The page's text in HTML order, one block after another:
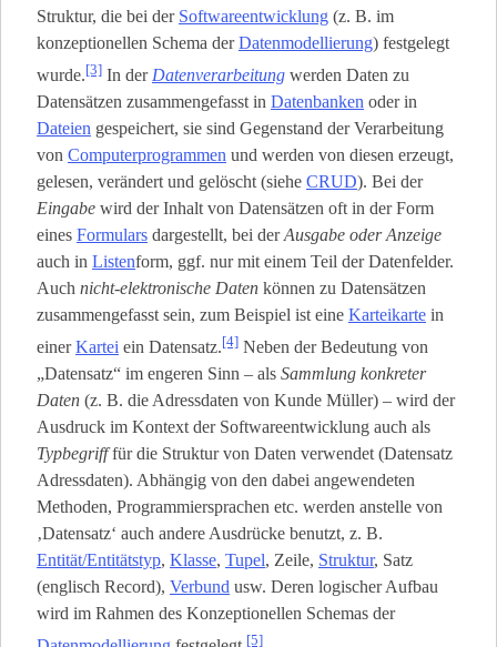
Struktur, die bei der Softwareentwicklung (z. B. im
konzeptionellen Schema derDatenmodellierung) festgelegt
wurde.[3] In der Datenverarbeitung werden Daten zu
Datensätzen zusammengefasst in Datenbanken oder in
Dateien gespeichert, sie sind Gegenstand der Verarbeitung
von Computerprogrammen und werden von diesen erzeugt,
gelesen, verändert und gelöscht (siehe CRUD). Bei der
Eingabe wird der Inhalt von Datensätzen oft in der Form
eines Formulars dargestellt, bei derAusgabe oder Anzeige
auch in Listen­form, ggf. nur mit einem Teil der Datenfelder.
Auch nicht-elektronische Daten können zu Datensätzen
zusammengefasst sein, zum Beispiel ist eine Karteikarte in
einerKartei ein Datensatz.[4] Neben der Bedeutung von
„Datensatz“ im engeren Sinn – als Sammlung konkreter
Daten (z. B. die Adressdaten von Kunde Müller) – wird der
Ausdruck im Kontext der Softwareentwicklung auch als
Typbegrifffür die Struktur von Daten verwendet (Datensatz
Adressdaten). Abhängig von den dabei angewendeten
Methoden, Programmiersprachen etc. werden anstelle von
‚Datensatz‘ auch andere Ausdrücke benutzt, z. B.
Entität/Entitätstyp, Klasse, Tupel, Zeile, Struktur, Satz
(englisch Record), Verbund usw. Deren logischer Aufbau
wird im Rahmen des Konzeptionellen Schemas der
[5]